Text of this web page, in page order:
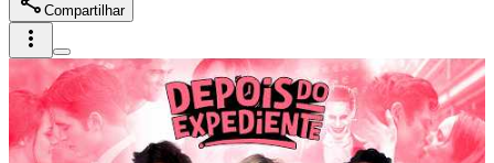
Compartilhar